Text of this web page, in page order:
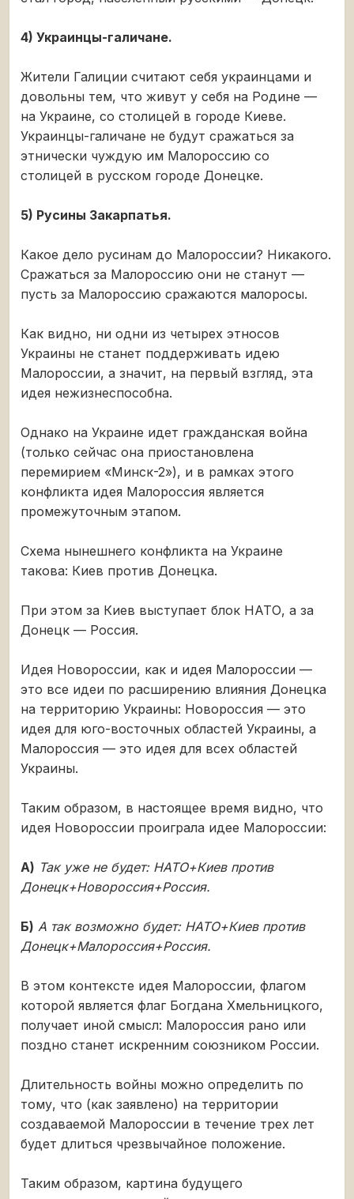
4) Украинцы-галичане.
Жители Галиции считают себя украинцами и
довольны тем, что живут у себя на Родине —
на Украине, со столицей в городе Киеве.
Украинцы-галичане не будут сражаться за
этнически чуждую им Малороссию со
столицей в русском городе Донецке.
5) Русины Закарпатья.
Какое дело русинам до Малороссии? Никакого.
Сражаться за Малороссию они не станут —
пусть за Малороссию сражаются малоросы.
Как видно, ни одни из четырех этносов
Украины не станет поддерживать идею
Малороссии, а значит, на первый взгляд, эта
идея нежизнеспособна.
Однако на Украине идет гражданская война
(только сейчас она приостановлена
перемирием «Минск-2»), и в рамках этого
конфликта идея Малороссия является
промежуточным этапом.
Схема нынешнего конфликта на Украине
такова: Киев против Донецка.
При этом за Киев выступает блок НАТО, а за
Донецк — Россия.
Идея Новороссии, как и идея Малороссии —
это все идеи по расширению влияния Донецка
на территорию Украины: Новороссия — это
идея для юго-восточных областей Украины, а
Малороссия — это идея для всех областей
Украины.
Таким образом, в настоящее время видно, что
идея Новороссии проиграла идее Малороссии:
А) Так уже не будет: НАТО+Киев против
Донецк+Новороссия+Россия.
Б) А так возможно будет: НАТО+Киев против
Донецк+Малороссия+Россия.
В этом контексте идея Малороссии, флагом
которой является флаг Богдана Хмельницкого,
получает иной смысл: Малороссия рано или
поздно станет искренним союзником России.
Длительность войны можно определить по
тому, что (как заявлено) на территории
создаваемой Малороссии в течение трех лет
будет длиться чрезвычайное положение.
Таким образом, картина будущего